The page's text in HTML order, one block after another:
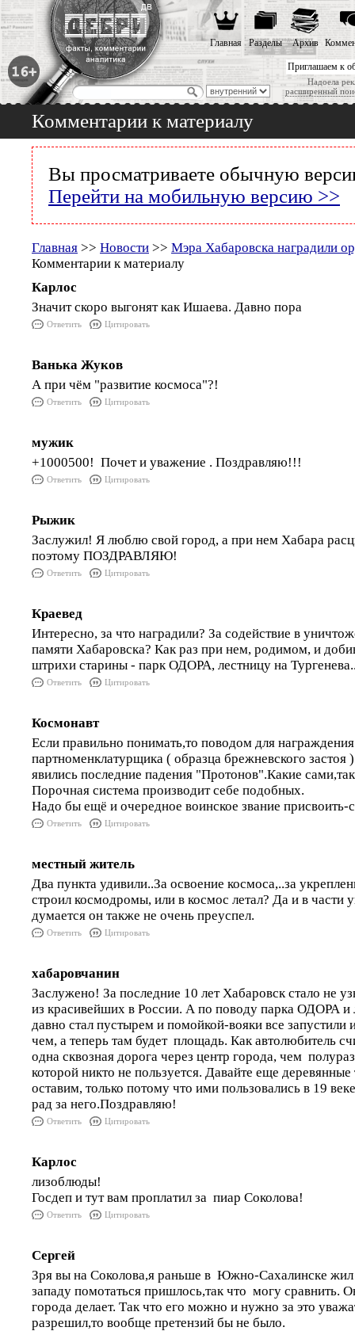
Приглашаем к
Надоела
расширенный
Главная Разделы Архив
Комментарии к материалу
Вы просматриваете обычную
Перейти на мобильную версию >>
Главная >> Новости >> Мэра Хабаровска наградили
Комментарии к материалу
Карлос
Значит скоро выгонят как Ишаева. Давно пора
Ответить Цитировать
Ванька Жуков
А при чём "развитие космоса"?!
Ответить Цитировать
мужик
+1000500! Почет и уважение . Поздравляю!!!
Ответить Цитировать
Рыжик
Заслужил! Я люблю свой город, а при нем Хабара
поэтому ПОЗДРАВЛЯЮ!
Ответить Цитировать
Краевед
Интересно, за что наградили? За содействие в
памяти Хабаровска? Как раз при нем, родимом, и
штрихи старины - парк ОДОРА, лестницу на
Ответить Цитировать
Космонавт
Если правильно понимать,то поводом для
партноменклатурщика ( образца брежневского застоя
явились последние падения "Протонов".Какие
Порочная система производит себе подобных.
Надо бы ещё и очередное воинское звание присвоить-
Ответить Цитировать
местный житель
Два пункта удивили..За освоение космоса,..за
строил космодромы, или в космос летал? Да и в части
думается он также не очень преуспел.
Ответить Цитировать
хабаровчанин
Заслужено! За последние 10 лет Хабаровск стало не
из красивейших в России. А по поводу парка ОДОРА и
давно стал пустырем и помойкой-вояки все запустили
чем, а теперь там будет площадь. Как автолюбитель
одна сквозная дорога через центр города, чем
которой никто не пользуется. Давайте еще
оставим, только потому что ими пользовались в 19
рад за него.Поздравляю!
Ответить Цитировать
Карлос
лизоблюды!
Госдеп и тут вам проплатил за пиар Соколова!
Ответить Цитировать
Сергей
Зря вы на Соколова,я раньше в Южно-Сахалинске жил
западу помотаться пришлось,так что могу сравнить.
города делает. Так что его можно и нужно за это
разрешил,то вообще претензий бы не было.